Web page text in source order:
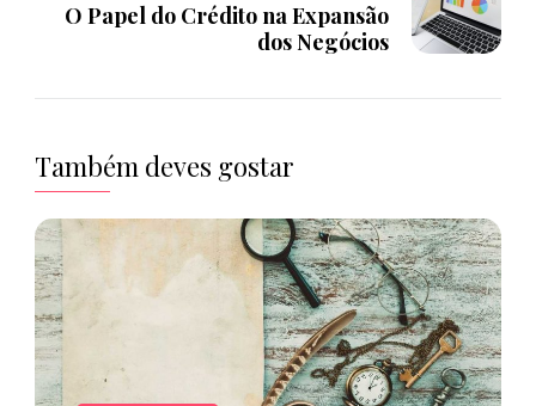
O Papel do Crédito na Expansão
dos Negócios
Também deves gostar